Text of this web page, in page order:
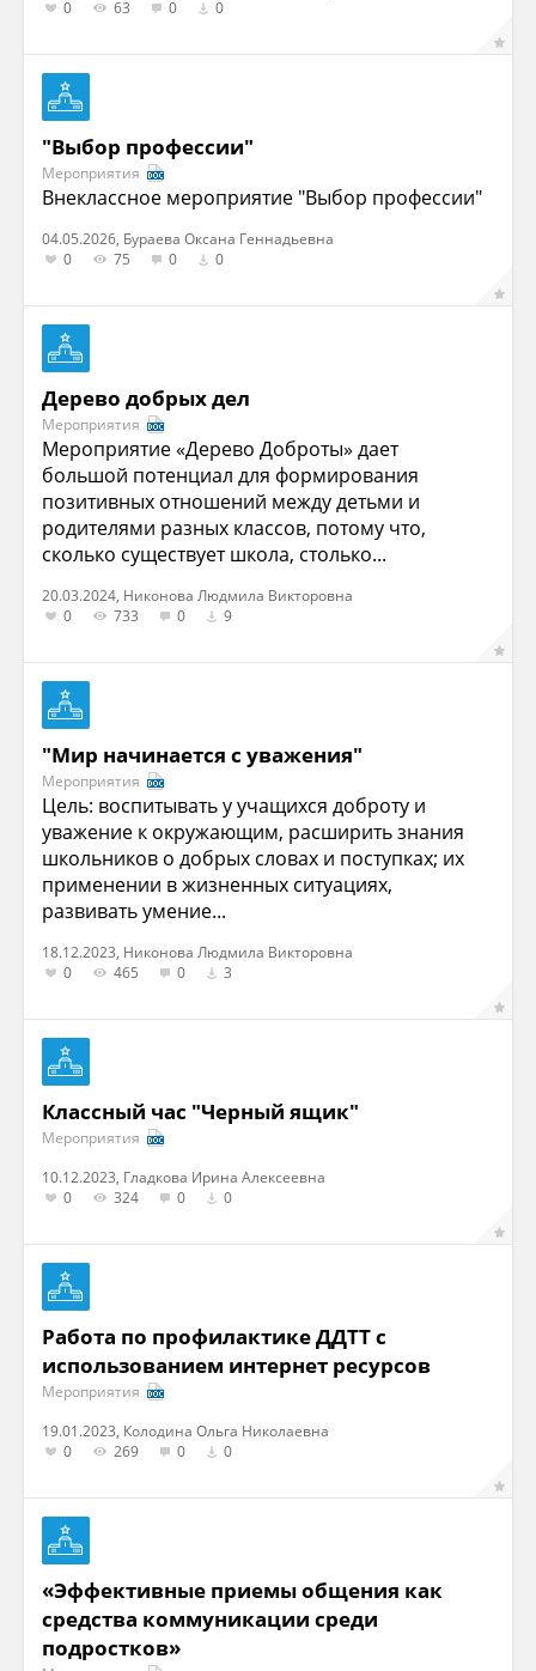
0
63 0 0
"Выбор профессии"
Мероприятия
Внеклассное мероприятие "Выбор профессии"
04.05.2026, Бураева Оксана Геннадьевна
0
75 0 0
Дерево добрых дел
Мероприятия
Мероприятие «Дерево Доброты» дает
большой потенциал для формирования
позитивных отношений между детьми и
родителями разных классов, потому что,
сколько существует школа, столько...
20.03.2024, Никонова Людмила Викторовна
0
733 0 9
"Мир начинается с уважения"
Мероприятия
Цель: воспитывать у учащихся доброту и
уважение к окружающим, расширить знания
школьников о добрых словах и поступках; их
применении в жизненных ситуациях,
развивать умение...
18.12.2023, Никонова Людмила Викторовна
0
465 0 3
Классный час "Черный ящик"
Мероприятия
10.12.2023, Гладкова Ирина Алексеевна
0
324 0 0
Работа по профилактике ДДТТ с
использованием интернет ресурсов
Мероприятия
19.01.2023, Колодина Ольга Николаевна
0
269 0 0
«Эффективные приемы общения как
средства коммуникации среди
подростков»